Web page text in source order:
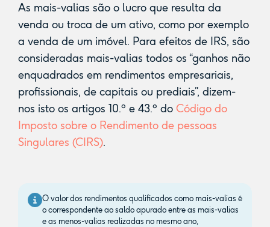
As mais-valias são o lucro que resulta da
venda ou troca de um ativo, como por exemplo
a venda de um imóvel. Para efeitos de IRS, são
consideradas mais-valias todos os “ganhos não
enquadrados em rendimentos empresariais,
profissionais, de capitais ou prediais”, dizem-
nos isto os artigos 10.º e 43.º do Código do
Imposto sobre o Rendimento de pessoas
Singulares (CIRS).
O valor dos rendimentos qualificados como mais-valias é
o correspondente ao saldo apurado entre as mais-valias
e as menos-valias realizadas no mesmo ano,